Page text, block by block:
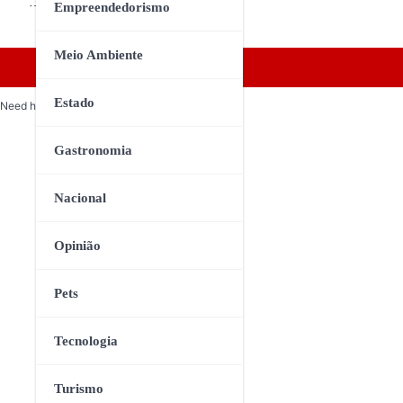
Empreendedorismo
Meio Ambiente
Estado
Gastronomia
Nacional
Opinião
Pets
Tecnologia
Turismo
Need help? Our team is just a message away